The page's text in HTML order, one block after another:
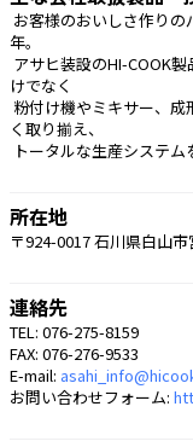
年。
けでなく
く取り揃え、
トータルな生産システム
所在地
〒924-0017 石川県白山
連絡先
TEL: 076-275-8159
FAX: 076-276-9533
E-mail:
お問い合わせフォーム: